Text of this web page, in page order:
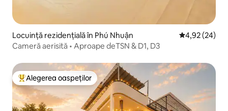
Locuință rezidențială în Phú Nhuận Scor mediu
4,92 (24)
Cameră aerisită • Aproape deTSN & D1, D3
Locuință din topul categoriei Alegerea oaspeților
Alegerea oaspeților